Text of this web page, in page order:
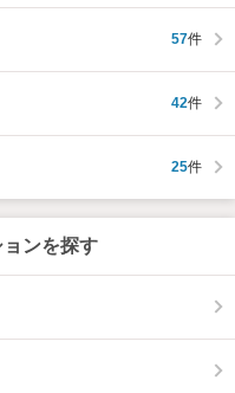
57件
42件
25件
ンを探す